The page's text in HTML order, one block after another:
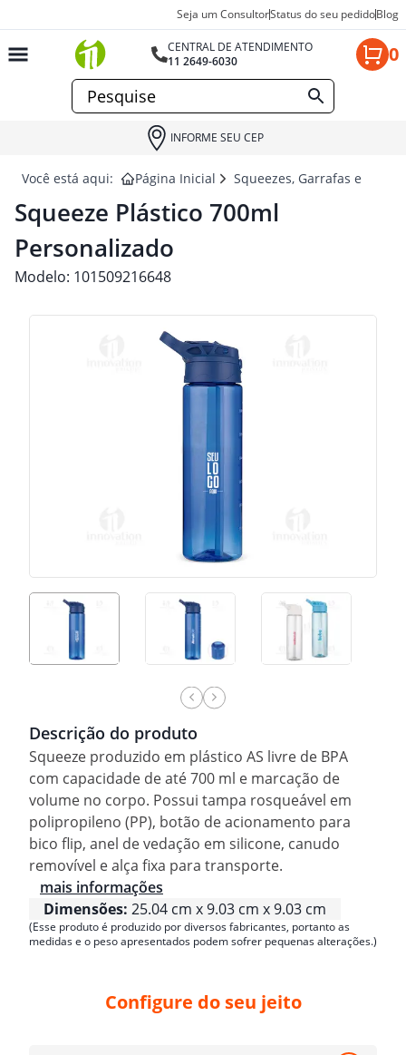
Seja um ConsultorStatus do seu pedidoBlog
CENTRAL DE ATENDIMENTO
11 2649-6030
0
INFORME SEU CEP
Você está aqui: Página Inicial Squeezes, Garrafas e
Squeeze Plástico 700ml
Personalizado
Modelo: 101509216648
Descrição do produto
Squeeze produzido em plástico AS livre de BPA
com capacidade de até 700 ml e marcação de
volume no corpo. Possui tampa rosqueável em
polipropileno (PP), botão de acionamento para
bico flip, anel de vedação em silicone, canudo
removível e alça fixa para transporte.
mais informações
Dimensões: 25.04 cm x 9.03 cm x 9.03 cm
(Esse produto é produzido por diversos fabricantes, portanto as
medidas e o peso apresentados podem sofrer pequenas alterações.)
Configure do seu jeito